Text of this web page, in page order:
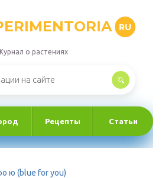
RU
о растениях
Рецепты Статьи
ю (blue for you)